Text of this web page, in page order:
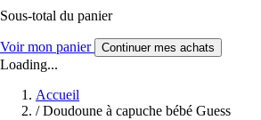
Sous-total du panier
Voir mon panier Continuer mes achats
Loading...
Accueil
/ Doudoune à capuche bébé Guess